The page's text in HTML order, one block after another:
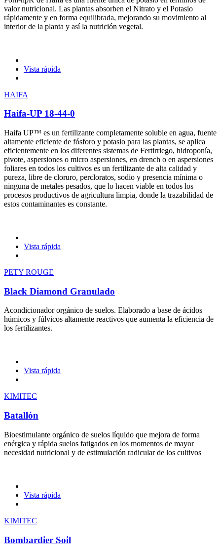
valor nutricional. Las plantas absorben el Nitrato y el Potasio
rápidamente y en forma equilibrada, mejorando su movimiento al
interior de la planta y así la nutrición vegetal.
Vista rápida
HAIFA
Haifa-UP 18-44-0
Haifa UP™ es un fertilizante completamente soluble en agua, fuente
altamente eficiente de fósforo y potasio para las plantas, se aplica
eficientemente en los diferentes sistemas de Fertirriego, hidroponía,
pivote, aspersiones o micro aspersiones, en drench o en aspersiones
foliares en todos los cultivos es un fertilizante de alta calidad y
pureza, libre de cloruro, percloratos, sodio y presencia mínima o
ninguna de metales pesados, que lo hacen viable en todos los
procesos productivos de agricultura limpia, donde la trazabilidad de
estos contaminantes es constante.
Vista rápida
PETY ROUGE
Black Diamond Granulado
Acondicionador orgánico de suelos. Elaborado a base de ácidos
húmicos y fúlvicos altamente reactivos que aumenta la eficiencia de
los fertilizantes.
Vista rápida
KIMITEC
Batallón
Bioestimulante orgánico de suelos líquido que mejora de forma
enérgica y rápida suelos fatigados en los momentos de mayor
necesidad nutricional y de estimulación radicular de los cultivos
Vista rápida
KIMITEC
Bombardier Soil